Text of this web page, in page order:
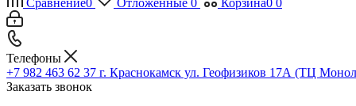
Сравнение0 Отложенные 0 Корзина0 0
Телефоны
+7 982 463 62 37 г. Краснокамск ул. Геофизиков 17А (ТЦ
Заказать звонок